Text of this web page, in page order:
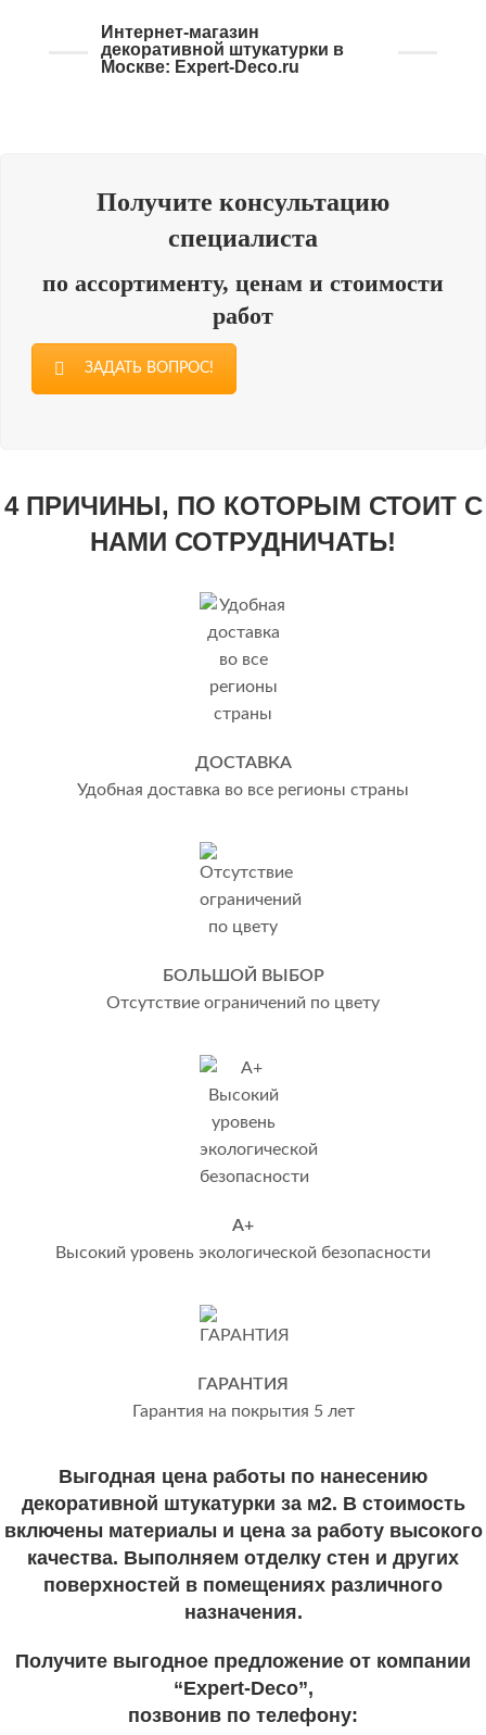
Интернет-магазин
декоративной штукатурки в
Москве: Expert-Deco.ru
Получите консультацию
специалиста
по ассортименту, ценам и стоимости
работ
ЗАДАТЬ ВОПРОС!
4 ПРИЧИНЫ, ПО КОТОРЫМ СТОИТ С
НАМИ СОТРУДНИЧАТЬ!
ГАРАНТИЯ
Гарантия на покрытия 5 лет
А+
Высокий уровень экологической безопасности
БОЛЬШОЙ ВЫБОР
Отсутствие ограничений по цвету
ДОСТАВКА
Удобная доставка во все регионы страны
Выгодная цена работы по нанесению
декоративной штукатурки за м2. В стоимость
включены материалы и цена за работу высокого
качества. Выполняем отделку стен и других
поверхностей в помещениях различного
назначения.
Получите выгодное предложение от компании
“Expert-Deco”,
позвонив по телефону: